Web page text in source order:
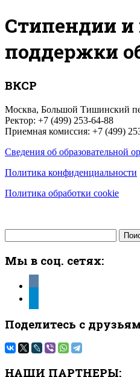
Стипендии
поддержки
ВКСР
Москва, Большой Тишинский
Ректор: +7 (499) 253-64-88
Приемная комиссия: +7 (499)
Сведения об образовательной
Политика конфиденциальности
Политика обработки cookie
Мы в соц. сетях:
Поделитесь с
НАШИ ПАРТНЕРЫ: